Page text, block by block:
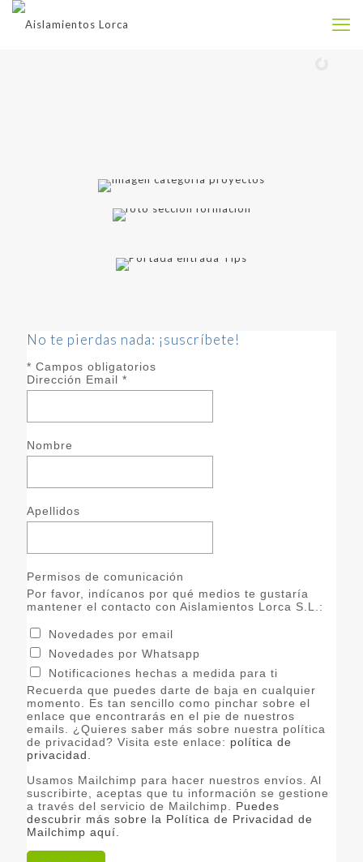
No te pierdas nada: ¡suscríbete!
* Campos obligatorios
Dirección Email *
Nombre
Apellidos
Permisos de comunicación
Por favor, indícanos por qué medios te gustaría
mantener el contacto con Aislamientos Lorca S.L.:
Novedades por email
Novedades por Whatsapp
Notificaciones hechas a medida para ti
Recuerda que puedes darte de baja en cualquier
momento. Es tan sencillo como pinchar sobre el
enlace que encontrarás en el pie de nuestros
emails. ¿Quieres saber más sobre nuestra política
de privacidad? Visita este enlace: política de
privacidad.
Usamos Mailchimp para hacer nuestros envíos. Al
suscribirte, aceptas que tu información se gestione
a través del servicio de Mailchimp. Puedes
descubrir más sobre la Política de Privacidad de
Mailchimp aquí.